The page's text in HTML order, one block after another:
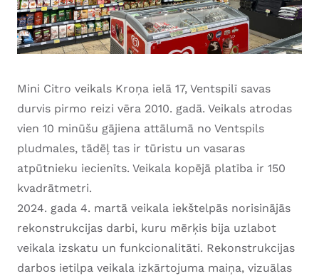
Mini Citro veikals Kroņa ielā 17, Ventspilī savas
durvis pirmo reizi vēra 2010. gadā. Veikals atrodas
vien 10 minūšu gājiena attālumā no Ventspils
pludmales, tādēļ tas ir tūristu un vasaras
atpūtnieku iecienīts. Veikala kopējā platība ir 150
kvadrātmetri.
2024. gada 4. martā veikala iekštelpās norisinājās
rekonstrukcijas darbi, kuru mērķis bija uzlabot
veikala izskatu un funkcionalitāti. Rekonstrukcijas
darbos ietilpa veikala izkārtojuma maiņa, vizuālas